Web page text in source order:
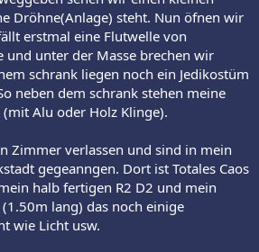
Dröhne(Anlage) steht. Nun öfnen wir
erstmal eine Flutwelle von
und unter der Masse brechen wir
schrank liegen noch ein Jedikostüm
neben dem schrank stehen meine
Alu oder Holz Klinge).
Zimmer verlassen und sind in mein
gegeanngen. Dort ist Totales Caos
halb fertigen R2 D2 und mein
lang) das noch einige
wie Licht usw.